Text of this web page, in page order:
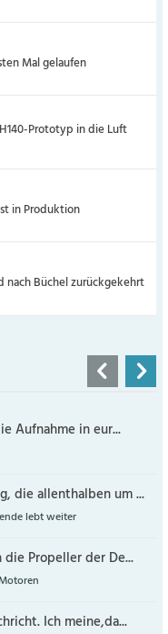
Mal gelaufen
Prototyp in die Luft
in Produktion
nach Büchel zurückgekehrt
Aufnahme in eur...
die allenthalben um ...
lebt weiter
die Propeller der De...
Ich meine,da...